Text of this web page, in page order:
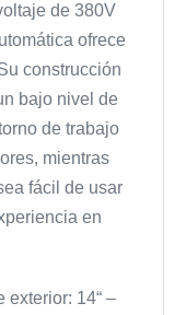
de 380V
ofrece
construcción
bajo nivel de
de trabajo
mientras
fácil de usar
en
exterior: 14“ –